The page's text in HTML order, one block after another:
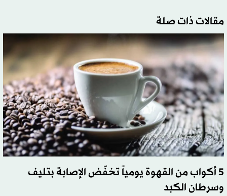
مقالات ذات صلة
5 أكواب من القهوة يومياً تخفّض الإصابة بتليف
وسرطان الكبد